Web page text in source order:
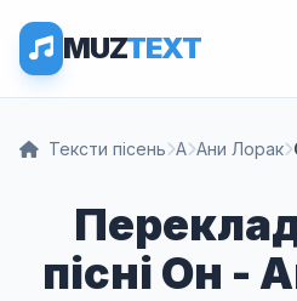
MUZTEXT
Тексти пісень А Ани Лорак
пісні Он -